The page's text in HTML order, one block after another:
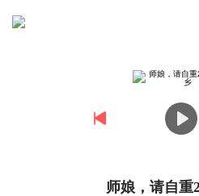
师娘，请自重